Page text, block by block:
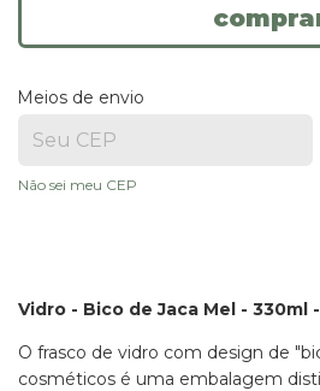
Meios de envio
Não sei meu CEP
Vidro - Bico de Jaca Mel - 330ml
O frasco de vidro com design de
cosméticos é uma embalagem